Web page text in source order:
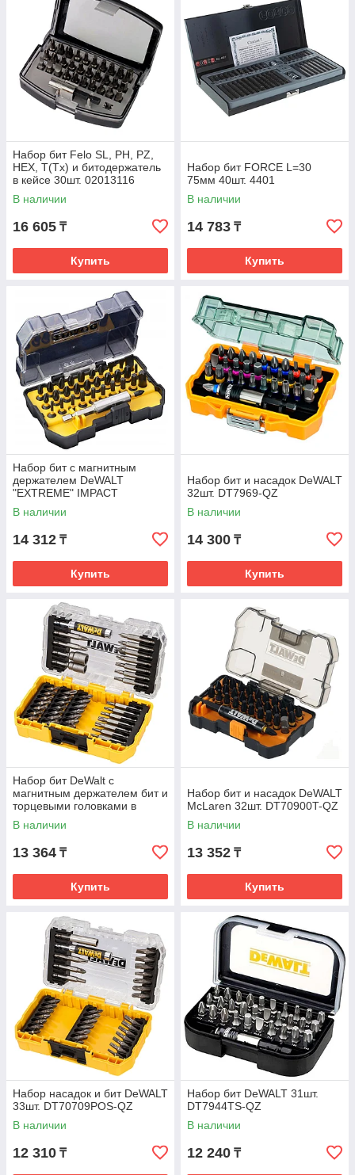
Набор бит Felo SL, PH, PZ,
HEX, T(Tx) и битодержатель
в кейсе 30шт. 02013116
В наличии
16 605 ₸
Купить
Набор бит FORCE L=30
75мм 40шт. 4401
В наличии
14 783 ₸
Купить
Набор бит с магнитным
держателем DeWALT
"EXTREME" IMPACT
TORSION 25мм 32шт.
DT70523T-QZ
В наличии
14 312 ₸
Купить
Набор бит и насадок DeWALT
32шт. DT7969-QZ
В наличии
14 300 ₸
Купить
Набор бит DeWalt с
магнитным держателем бит и
торцевыми головками в
кейсе 40шт. DT70705-QZ
В наличии
13 364 ₸
Купить
Набор бит и насадок DeWALT
McLaren 32шт. DT70900T-QZ
В наличии
13 352 ₸
Купить
Набор насадок и бит DeWALT
33шт. DT70709POS-QZ
В наличии
12 310 ₸
Набор бит DeWALT 31шт.
DT7944TS-QZ
В наличии
12 240 ₸